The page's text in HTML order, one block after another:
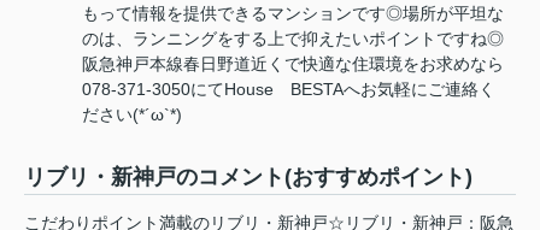
もって情報を提供できるマンションです◎場所が平坦な
のは、ランニングをする上で抑えたいポイントですね◎
阪急神戸本線春日野道近くで快適な住環境をお求めなら
078-371-3050にてHouse BESTAへお気軽にご連絡く
ださい(*´ω`*)
リブリ・新神戸のコメント(おすすめポイント)
こだわりポイント満載のリブリ・新神戸☆リブリ・新神戸：阪急